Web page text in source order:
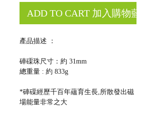
ADD TO CART 加入購物藍
產品描述 ：
硨磲珠尺寸：約 31mm
總重量 : 約 833g
*硨磲經歷千百年蘊育生長,所散發出磁
場能量非常之大